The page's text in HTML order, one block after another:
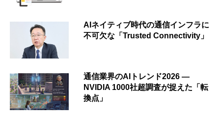
AIネイティブ時代の通信インフラに
不可欠な「Trusted Connectivity」
通信業界のAIトレンド2026 ―
NVIDIA 1000社超調査が捉えた「転
換点」